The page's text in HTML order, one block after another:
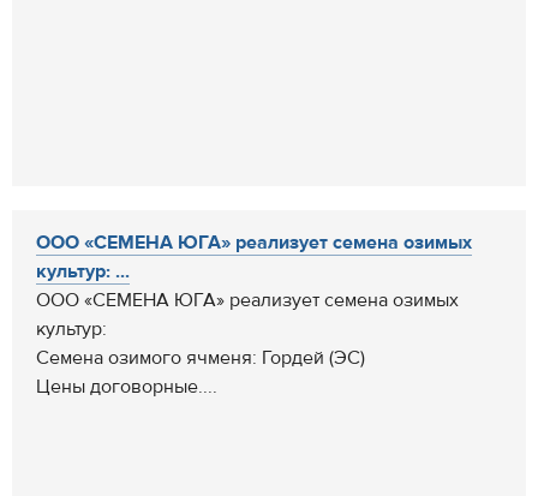
ООО «СЕМЕНА ЮГА» реализует семена озимых
культур: ...
ООО «СЕМЕНА ЮГА» реализует семена озимых
культур:
Семена озимого ячменя: Гордей (ЭС)
Цены договорные....